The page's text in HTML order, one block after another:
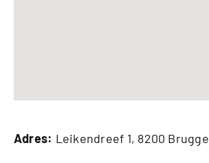
Adres: Leikendreef 1, 8200 Brugge